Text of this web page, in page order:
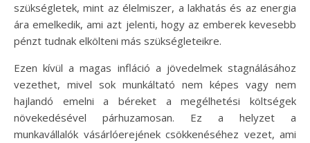
szükségletek, mint az élelmiszer, a lakhatás és az energia
ára emelkedik, ami azt jelenti, hogy az emberek kevesebb
pénzt tudnak elkölteni más szükségleteikre.
Ezen kívül a magas infláció a jövedelmek stagnálásához
vezethet, mivel sok munkáltató nem képes vagy nem
hajlandó emelni a béreket a megélhetési költségek
növekedésével párhuzamosan. Ez a helyzet a
munkavállalók vásárlóerejének csökkenéséhez vezet, ami